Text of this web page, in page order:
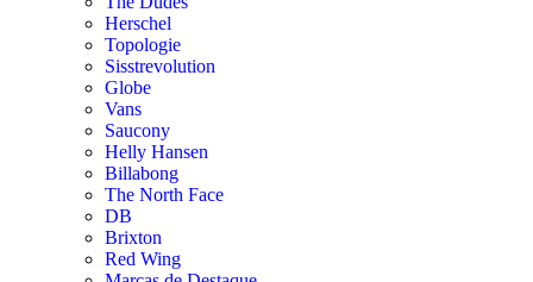
Herschel
Topologie
Sisstrevolution
Globe
Vans
Saucony
Helly Hansen
Billabong
The North Face
DB
Brixton
Red Wing